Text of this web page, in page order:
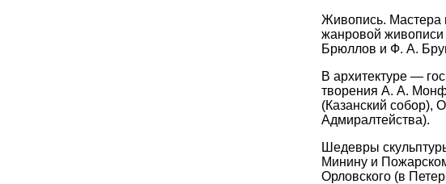
Живопись. Мастера
жанровой
Брюллов и Ф. А.
В архитектуре —
творения А. А.
(Казанский собор),
Адмиралтейства).
Шедевры
Минину и
Орловского (в